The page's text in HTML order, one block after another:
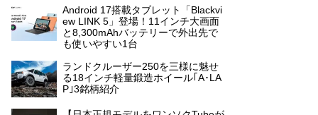
Android 17搭載タブレット「Blackvi
ew LINK 5」登場！11インチ大画面
と8,300mAhバッテリーで外出先で
も使いやすい1台
ランドクルーザー250を三様に魅せ
る18インチ軽量鍛造ホイール｢A･LA
P｣3銘柄紹介